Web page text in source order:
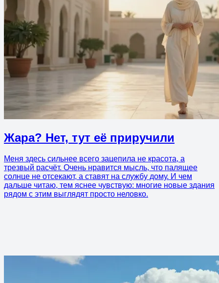
Жара? Нет, тут её приручили
Меня здесь сильнее всего зацепила не красота, а
трезвый расчёт. Очень нравится мысль, что палящее
солнце не отсекают, а ставят на службу дому. И чем
дальше читаю, тем яснее чувствую: многие новые здания
рядом с этим выглядят просто неловко.